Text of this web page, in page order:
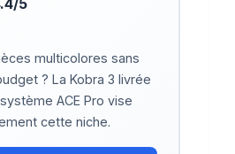
multicolores sans
? La Kobra 3 livrée
ACE Pro vise
cette niche.